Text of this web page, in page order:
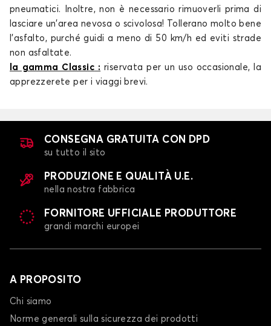
Calze da neve per
LAND ROVER
Calze da neve per
LEAPMOTOR
Calze da neve per
MASERATI
Calze da neve per
pneumatici. Inoltre, non è necessario rimuoverli prima di
lasciare un'area nevosa o scivolosa! Tollerano molto bene
l'asfalto, purché guidi a meno di 50 km/h ed eviti strade
non asfaltate.
la gamma Classic : riservata per un uso occasionale, la
apprezzerete per i viaggi brevi.
CONSEGNA GRATUITA CON DPD
su tutto il sito
PRODUZIONE E QUALITÀ U.E.
nella nostra fabbrica
FORNITORE UFFICIALE PRODUTTORE
grandi marchi europei
A PROPOSITO
Chi siamo
Norme generali sulla sicurezza dei prodotti